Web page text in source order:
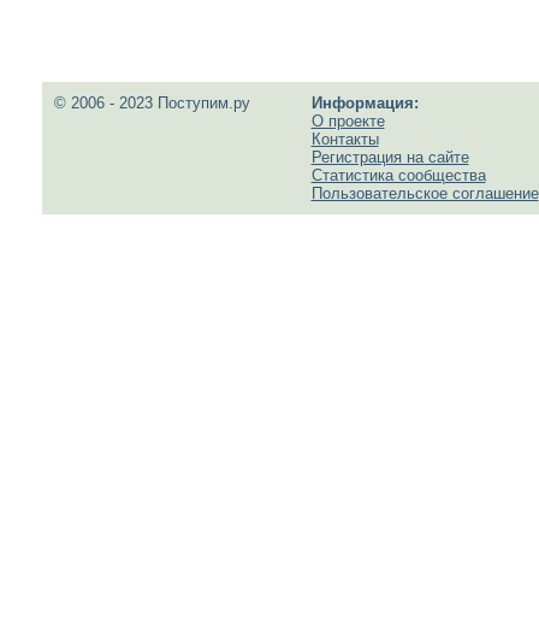
© 2006 - 2023 Поступим.ру
Информация:
О проекте
Контакты
Регистрация на сайте
Статистика сообщества
Пользовательское соглашение